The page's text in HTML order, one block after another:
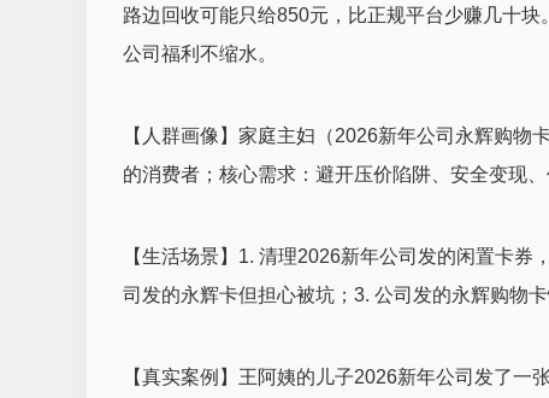
路边回收可能只给850元，比正规平台少赚几十
公司福利不缩水。
【人群画像】家庭主妇（2026新年公司永辉购
的消费者；核心需求：避开压价陷阱、安全变现、
【生活场景】1. 清理2026新年公司发的闲置卡券
司发的永辉卡但担心被坑；3. 公司发的永辉购物卡
【真实案例】王阿姨的儿子2026新年公司发了